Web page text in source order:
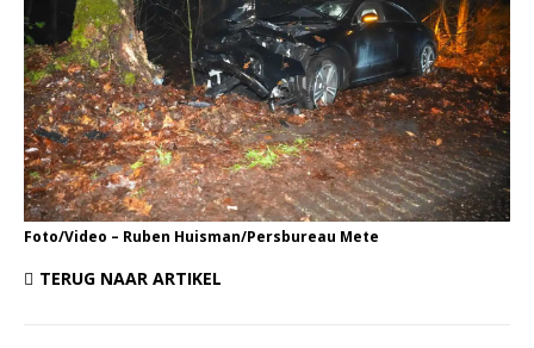
Foto/Video – Ruben Huisman/Persbureau Mete
TERUG NAAR ARTIKEL